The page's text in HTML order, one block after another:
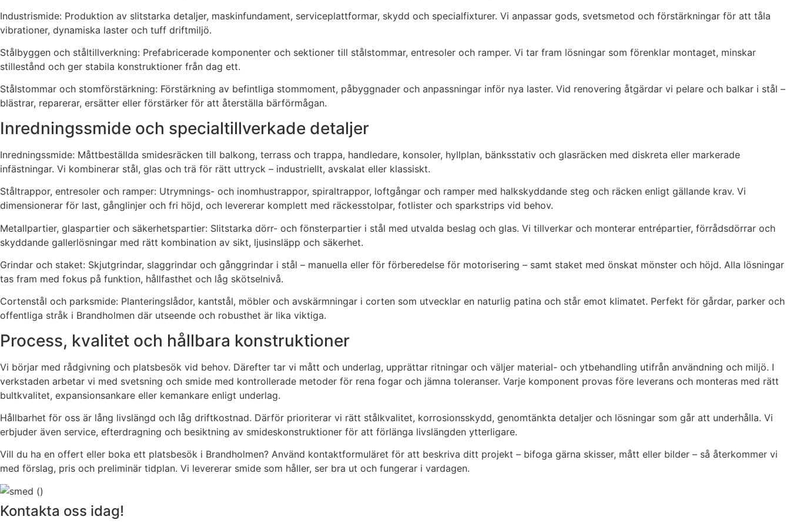
Industrismide: Produktion av slitstarka detaljer, maskinfundament, serviceplattformar, skydd och specialfixturer. Vi anpassar gods, svetsmetod och förstärkningar för att tåla
vibrationer, dynamiska laster och tuff driftmiljö.
Stålbyggen och ståltillverkning: Prefabricerade komponenter och sektioner till stålstommar, entresoler och ramper. Vi tar fram lösningar som förenklar montaget, minskar
stillestånd och ger stabila konstruktioner från dag ett.
Stålstommar och stomförstärkning: Förstärkning av befintliga stommoment, påbyggnader och anpassningar inför nya laster. Vid renovering åtgärdar vi pelare och balkar i stål –
blästrar, reparerar, ersätter eller förstärker för att återställa bärförmågan.
Inredningssmide och specialtillverkade detaljer
Inredningssmide: Måttbeställda smidesräcken till balkong, terrass och trappa, handledare, konsoler, hyllplan, bänksstativ och glasräcken med diskreta eller markerade
infästningar. Vi kombinerar stål, glas och trä för rätt uttryck – industriellt, avskalat eller klassiskt.
Ståltrappor, entresoler och ramper: Utrymnings- och inomhustrappor, spiraltrappor, loftgångar och ramper med halkskyddande steg och räcken enligt gällande krav. Vi
dimensionerar för last, gånglinjer och fri höjd, och levererar komplett med räckesstolpar, fotlister och sparkstrips vid behov.
Metallpartier, glaspartier och säkerhetspartier: Slitstarka dörr- och fönsterpartier i stål med utvalda beslag och glas. Vi tillverkar och monterar entrépartier, förrådsdörrar och
skyddande gallerlösningar med rätt kombination av sikt, ljusinsläpp och säkerhet.
Grindar och staket: Skjutgrindar, slaggrindar och gånggrindar i stål – manuella eller för förberedelse för motorisering – samt staket med önskat mönster och höjd. Alla lösningar
tas fram med fokus på funktion, hållfasthet och låg skötselnivå.
Cortenstål och parksmide: Planteringslådor, kantstål, möbler och avskärmningar i corten som utvecklar en naturlig patina och står emot klimatet. Perfekt för gårdar, parker och
offentliga stråk i Brandholmen där utseende och robusthet är lika viktiga.
Process, kvalitet och hållbara konstruktioner
Vi börjar med rådgivning och platsbesök vid behov. Därefter tar vi mått och underlag, upprättar ritningar och väljer material- och ytbehandling utifrån användning och miljö. I
verkstaden arbetar vi med svetsning och smide med kontrollerade metoder för rena fogar och jämna toleranser. Varje komponent provas före leverans och monteras med rätt
bultkvalitet, expansionsankare eller kemankare enligt underlag.
Hållbarhet för oss är lång livslängd och låg driftkostnad. Därför prioriterar vi rätt stålkvalitet, korrosionsskydd, genomtänkta detaljer och lösningar som går att underhålla. Vi
erbjuder även service, efterdragning och besiktning av smideskonstruktioner för att förlänga livslängden ytterligare.
Vill du ha en offert eller boka ett platsbesök i Brandholmen? Använd kontaktformuläret för att beskriva ditt projekt – bifoga gärna skisser, mått eller bilder – så återkommer vi
med förslag, pris och preliminär tidplan. Vi levererar smide som håller, ser bra ut och fungerar i vardagen.
Kontakta oss idag!